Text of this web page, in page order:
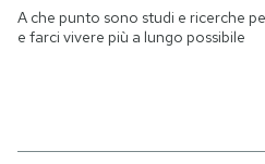
A che punto sono studi e ricerche
e farci vivere più a lungo possibile